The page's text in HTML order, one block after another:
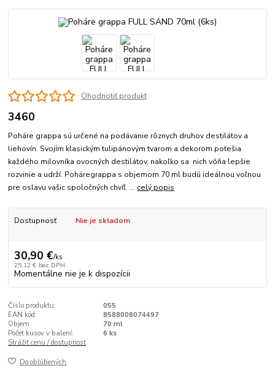
Ohodnotiť produkt
3460
Poháre grappa sú určené na podávanie rôznych druhov destilátov a
liehovín. Svojím klasickým tulipánovým tvarom a dekorom potešia
každého milovníka ovocných destilátov, nakoľko sa nich vôňa lepšie
rozvinie a udrží. Poháregrappa s objemom 70 ml budú ideálnou voľnou
pre oslavu vašic spoločných chvíľ. ... celý popis
Dostupnosť Nie je skladom
30,90 €/ks
25,12 € bez DPH
Momentálne nie je k dispozícii
Číslo produktu:
055
EAN kód:
8588008074497
Objem:
70 ml
Počet kusov v balení:
6 ks
Strážiť cenu / dostupnosť
Do obľúbených